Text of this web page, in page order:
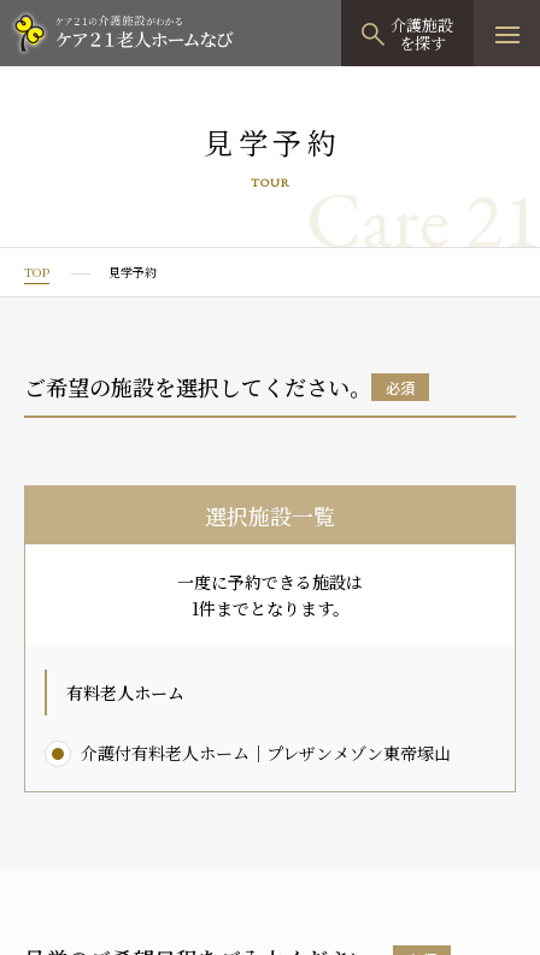
介護施設
を探す
見学予約
有料老人ホームTOP
プレザングラン
プレザンメゾン
有料老人ホームとは
グループホーム
たのしい家
認知症対応型グループホームとは
認知症のおはなし
小規模多機能型居宅介護TOP
たのしい家
小規模多機能型居宅介護とは
0120-944
見学予約
TOUR Care 21
TOP 見学予約
ご希望の施設を選択してください。 必須
選択施設一覧
一度に予約できる施設は
1件までとなります。
有料老人ホーム
介護付有料老人ホーム｜プレザンメゾン東帝塚山